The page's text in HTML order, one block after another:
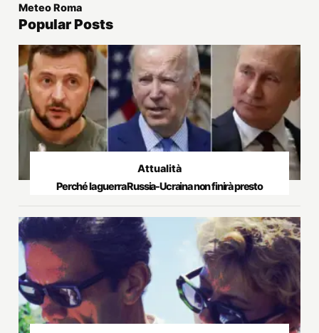
Meteo Roma
Popular Posts
Attualità
Perché la guerra Russia-Ucraina non finirà presto